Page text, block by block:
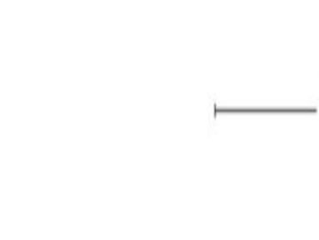
aansluitingen voor de
stucwerk. Op de achterzijde van de